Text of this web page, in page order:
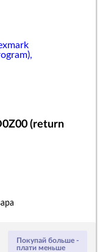
Покупай больше -
плати меньше
(return